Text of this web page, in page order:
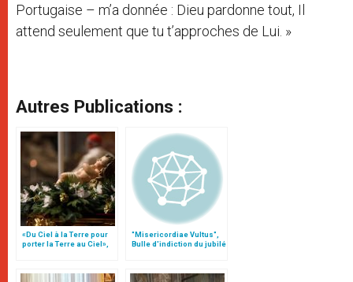
Portugaise – m’a donnée : Dieu pardonne tout, Il
attend seulement que tu t’approches de Lui. »
Autres Publications :
«Du Ciel à la Terre pour
porter la Terre au Ciel»,
"Misericordiae Vultus",
Bulle d'indiction du jubilé